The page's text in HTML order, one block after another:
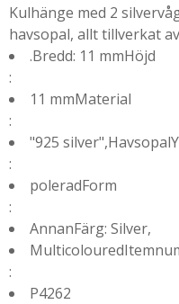
Kulhänge med 2
havsopal, allt tillverkat
.Bredd: 11 mmHöjd
:
11 mmMaterial
:
"925
:
poleradForm
:
AnnanFärg: Silver,
:
P4262